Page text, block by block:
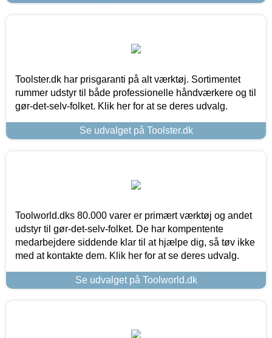
Toolster.dk har prisgaranti på alt værktøj. Sortimentet
rummer udstyr til både professionelle håndværkere og til
gør-det-selv-folket. Klik her for at se deres udvalg.
Se udvalget på Toolster.dk
Toolworld.dks 80.000 varer er primært værktøj og andet
udstyr til gør-det-selv-folket. De har kompentente
medarbejdere siddende klar til at hjælpe dig, så tøv ikke
med at kontakte dem. Klik her for at se deres udvalg.
Se udvalget på Toolworld.dk